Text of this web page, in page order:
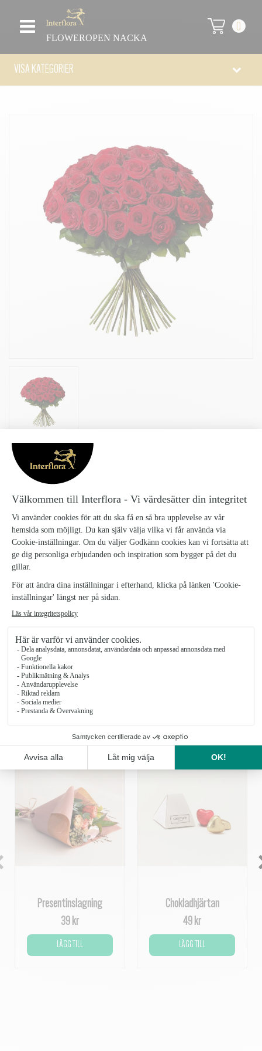
FLOWEROPEN NACKA
0
VISA KATEGORIER
40 RÖDA ROSOR
40-roda-rosor_45
3999 kr
Visa vad du känner med Beställ vår bukett med 40 röda rosor och låt
dess och kraft bli en symbol för din oändliga kärlek. Denna
imponerande bukett med 40 röda rosor är det perfekta sättet att
Antal
LÄGG TILL DET LILLA EXTRA
Presentinslagning
39 kr
LÄGG TILL
Chokladhjärtan
49 kr
LÄGG TILL